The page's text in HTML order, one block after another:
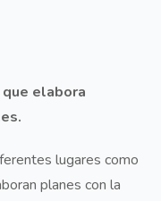
que elabora
lugares como
planes con la